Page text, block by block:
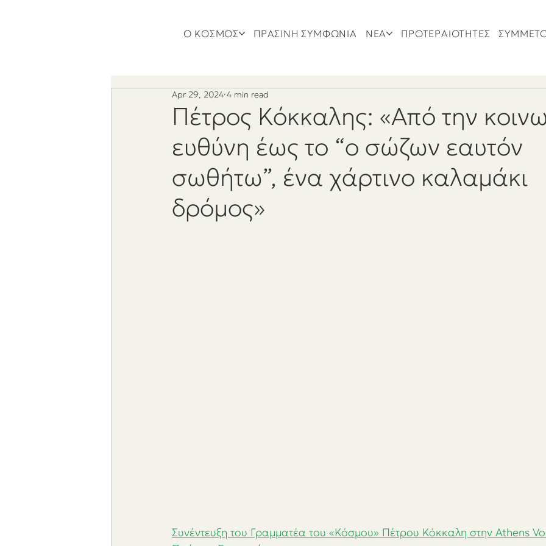
Ο ΚΟΣΜΟΣ ΠΡΑΣΙΝΗ ΣΥΜΦΩΝΙΑ ΝΕΑ ΠΡΟΤΕΡΑΙΟΤΗΤΕΣ
Πέτρος Κόκκαλης: «Από την
ευθύνη έως το “ο σώζων εαυτόν
σωθήτω”, ένα χάρτινο καλαμάκι
δρόμος»
Apr 29, 2024 4 min read
Συνέντευξη του Γραμματέα του «Κόσμου» Πέτρου Κόκκαλη στην Athens